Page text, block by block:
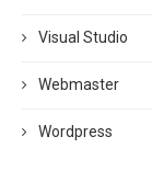
Visual Studio
Webmaster
Wordpress